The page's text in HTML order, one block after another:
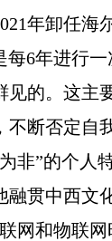
年卸任海
每6年进行
见的。这主
不断否定自
非”的个人
融贯中西文
网和物联